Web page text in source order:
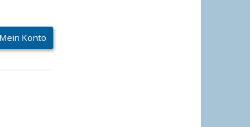
Mein Konto